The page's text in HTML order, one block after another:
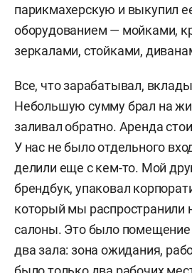
парикмахерскую и выкупил
оборудованием — мойками,
зеркалами, стойками,
Все, что зарабатывал,
Небольшую сумму брал на
заливал обратно. Аренда
У нас не было отдельного
делили еще с кем-то. Мой
брендбук, упаковал
который мы распространили
салоны. Это было помещение
два зала: зона ожидания,